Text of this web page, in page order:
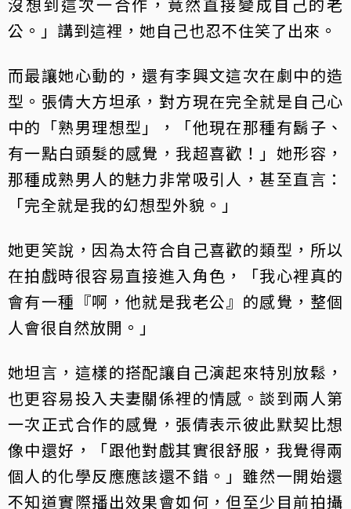
公。」講到這裡，她自己也忍不住笑了出來。
而最讓她心動的，還有李興文這次在劇中的造
型。張倩大方坦承，對方現在完全就是自己心
中的「熟男理想型」，「他現在那種有鬍子、
有一點白頭髮的感覺，我超喜歡！」她形容，
那種成熟男人的魅力非常吸引人，甚至直言：
「完全就是我的幻想型外貌。」
她更笑說，因為太符合自己喜歡的類型，所以
在拍戲時很容易直接進入角色，「我心裡真的
會有一種『啊，他就是我老公』的感覺，整個
人會很自然放開。」
她坦言，這樣的搭配讓自己演起來特別放鬆，
也更容易投入夫妻關係裡的情感。談到兩人第
一次正式合作的感覺，張倩表示彼此默契比想
像中還好，「跟他對戲其實很舒服，我覺得兩
個人的化學反應應該還不錯。」雖然一開始還
不知道實際播出效果會如何，但至少目前拍攝